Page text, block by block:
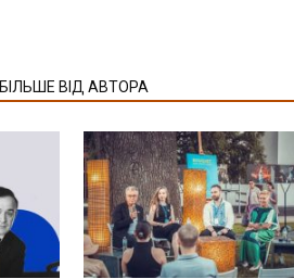
БІЛЬШЕ ВІД АВТОРА